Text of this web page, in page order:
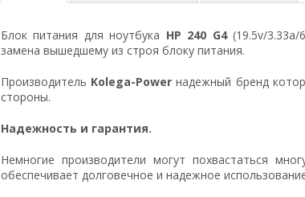
Блок питания для ноутбука HP 240 G4(19.5v/3.33a/
замена вышедшему из строя блоку питания.
Производитель Kolega-Powerнадежный бренд
стороны.
Надежность и гарантия.
Немногие производители могут похвастаться
обеспечивает долговечное и надежное